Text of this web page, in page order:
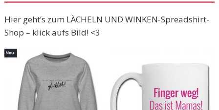
Hier geht’s zum LÄCHELN UND WINKEN-Spreadshirt-
Shop – klick aufs Bild! <3